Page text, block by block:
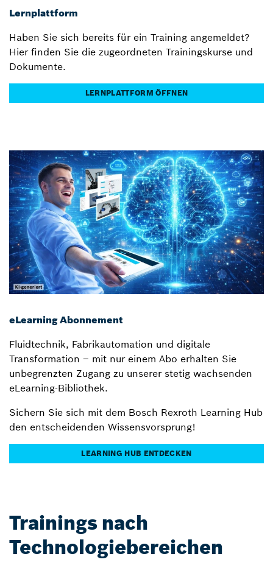
Lernplattform
Haben Sie sich bereits für ein Training angemeldet?
Hier finden Sie die zugeordneten Trainingskurse und
Dokumente.
LERNPLATTFORM ÖFFNEN
eLearning Abonnement
Fluidtechnik, Fabrikautomation und digitale
Transformation – mit nur einem Abo erhalten Sie
unbegrenzten Zugang zu unserer stetig wachsenden
eLearning-Bibliothek.
Sichern Sie sich mit dem Bosch Rexroth Learning Hub
den entscheidenden Wissensvorsprung!
LEARNING HUB ENTDECKEN
Trainings nach
Technologiebereichen